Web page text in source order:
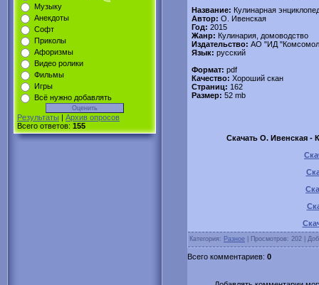
Музыку
Анекдоты
Софт
Приколы
Афоризмы
Видео ролики
Фильмы
Игры
Всё нужно добавлять
Результаты | Архив опросов
Всего ответов: 155
Название: Кулинарная
Автор: О. Ивенская
Год: 2015
Жанр: Кулинария, домоводство
Издательство: АО "ИД
Язык: русский
Формат: pdf
Качество: Хороший скан
Страниц: 162
Размер: 52 mb
Скачать О. Ивенская -
Категория: Разное | Просмотров: 202 |
Всего комментариев: 0